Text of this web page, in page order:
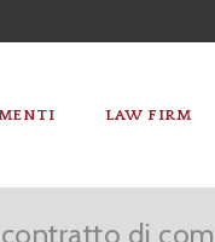
LAW FIRM
di